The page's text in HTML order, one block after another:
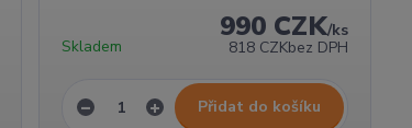
990 CZK/ks
818 CZKbez DPH
Skladem
Přidat do košíku